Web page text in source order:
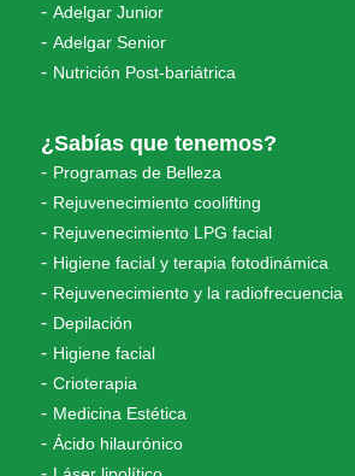
Adelgar Junior
Adelgar Senior
Nutrición Post-bariátrica
¿Sabías que tenemos?
Programas de Belleza
Rejuvenecimiento coolifting
Rejuvenecimiento LPG facial
Higiene facial y terapia fotodinámica
Rejuvenecimiento y la radiofrecuencia
Depilación
Higiene facial
Crioterapia
Medicina Estética
Ácido hilaurónico